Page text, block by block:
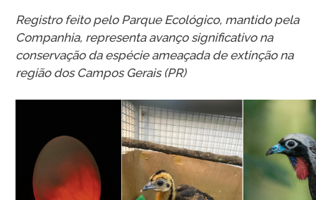
VER A LISTA COMPLETA
Registro feito pelo Parque Ecológico, mantido pela
Companhia, representa avanço significativo na
conservação da espécie ameaçada de extinção na
região dos Campos Gerais (PR)